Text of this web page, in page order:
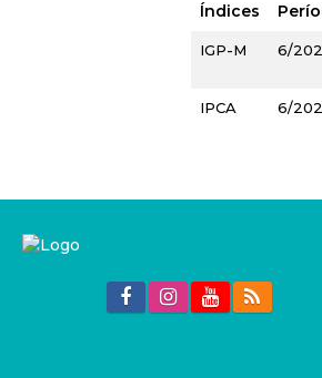
Índices
IGP-M 6/
IPCA 6/